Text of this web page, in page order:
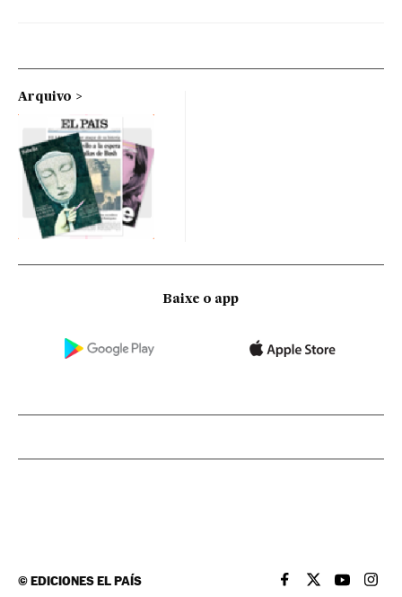
Arquivo
Baixe o app
©EDICIONES EL PAÍS EL PAÍS BRASIL EN
EL PAÍSEL PAÍS
EL